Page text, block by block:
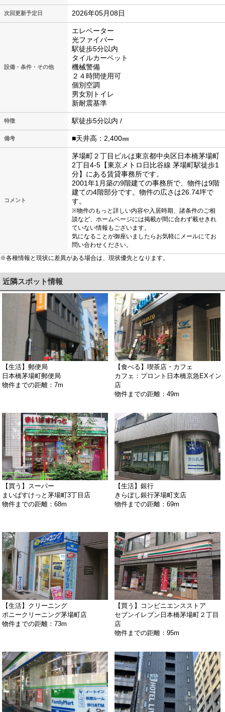
次回更新予定日 2026年05月08日
設備・条件・その他
エレベーター
光ファイバー
駅徒歩5分以内
タイルカーペット
機械警備
２４時間使用可
個別空調
男女別トイレ
新耐震基準
特徴 駅徒歩5分以内 /
備考 ■天井高：2,400㎜
コメント
茅場町２丁目ビルは東京都中央区日本橋茅場町
2丁目4-5【東京メトロ日比谷線 茅場町駅徒歩1
分】にある賃貸事務所です。
2001年1月築の9階建ての事務所で、物件は9階
建ての4階部分です。物件の広さは26.74坪で
す。
※物件のもっと詳しい内容や入居時期、諸条件のご相
談など、ホームページには掲載が間に合わず載せきれ
ていない情報もございます。
気になることが御座いましたらお気軽にメールにてお
問い合わせください。
※各種情報と現状に差異がある場合は、現状優先となります。
近隣スポット情報
【生活】郵便局
日本橋茅場町郵便局
物件までの距離：7m
【食べる】喫茶店・カフェ
カフェ：プロント日本橋京急EXイン
店
物件までの距離：49m
【買う】スーパー
まいばすけっと茅場町3丁目店
物件までの距離：68m
【生活】銀行
きらぼし銀行茅場町支店
物件までの距離：69m
【生活】クリーニング
ポニークリーニング茅場町店
物件までの距離：73m
【買う】コンビニエンスストア
セブンイレブン日本橋茅場町２丁目
店
物件までの距離：95m